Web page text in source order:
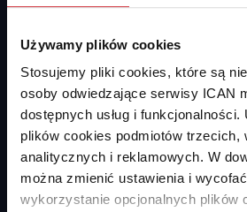
Używamy plików cookies
Stosujemy pliki cookies, które są
osoby odwiedzające serwisy ICAN
dostępnych usług i
plików cookies podmiotów trzecich,
analitycznych i reklamowych. W
można zmienić ustawienia i
wykorzystanie opcjonalnych plików
porozumieć, a w zespole aż iskrzy od
z czym mierzą się inne pokolenia i w jaki
łatwiej będzie nam współpracować.
Dodaj do koszyka PLN 139